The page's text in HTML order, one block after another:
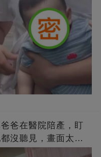
爸在醫院陪產，盯
沒聽見，畫面太有